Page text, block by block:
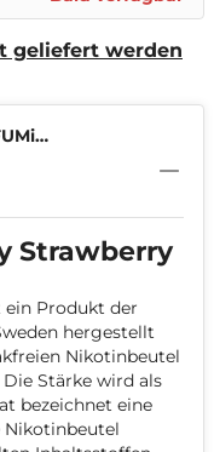
geliefert werden
Strawberry
ein Produkt der
hergestellt
Nikotinbeutel
Stärke wird als
bezeichnet eine
Nikotinbeutel